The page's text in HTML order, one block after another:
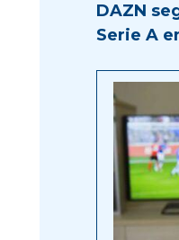
DAZN
Serie A